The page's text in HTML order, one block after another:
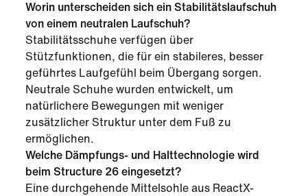
Worin unterscheiden sich ein Stabilitätslaufschuh
von einem neutralen Laufschuh?
Stabilitätsschuhe verfügen über
Stützfunktionen, die für ein stabileres, besser
geführtes Laufgefühl beim Übergang sorgen.
Neutrale Schuhe wurden entwickelt, um
natürlichere Bewegungen mit weniger
zusätzlicher Struktur unter dem Fuß zu
ermöglichen.
Welche Dämpfungs- und Halttechnologie wird
beim Structure 26 eingesetzt?
Eine durchgehende Mittelsohle aus ReactX-